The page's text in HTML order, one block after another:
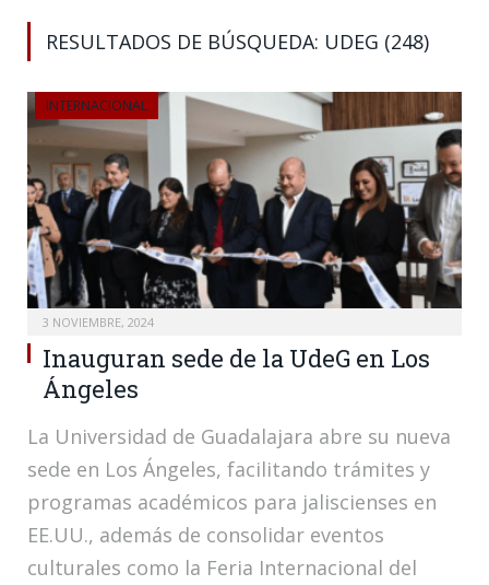
RESULTADOS DE BÚSQUEDA: UDEG (248)
INTERNACIONAL
3 NOVIEMBRE, 2024
Inauguran sede de la UdeG en Los
Ángeles
La Universidad de Guadalajara abre su nueva
sede en Los Ángeles, facilitando trámites y
programas académicos para jaliscienses en
EE.UU., además de consolidar eventos
culturales como la Feria Internacional del